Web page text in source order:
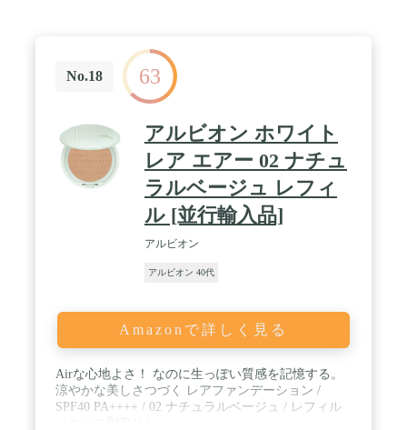
いい！【肌ざわり】みずみずしく肌の上で滑らかに
伸び、しっとりしながらもベタつかない使用感。
【浸透感】塗った後、肌の表面にいつまでもベタベ
タと残らずスッと角質層へ浸透する優れた肌なじ
み。 / ［ 365日の満足感 ］とろっとしたテクスチャ
ーで、伸びの良さが抜群！肌はもちもちとした質感
に。低刺激、無香料の ヒフミド『 エッセンスロー
ション 』は毎日のお手入れを心地いいものにしてく
れます。 / ［ 喜びの声が続々と届いています！ ］
「しっとりして、吸いつくような感触」「成分を吟
味して決めました」「肌へのなじみがとてもいいで
す」「これさえあれば頑張れる気がします」などな
ど！ ヒフミド 『 エッセンス ローション 』は美し
く健やかな肌づくりをサポートします。
No.18 63
アルビオン ホワイト
レア エアー 02 ナチュ
ラルベージュ レフィ
ル [並行輸入品]
アルビオン
アルビオン 40代
Amazonで詳しく見る
Airな心地よさ！ なのに生っぽい質感を記憶する。
涼やかな美しさつづく レアファンデーション /
SPF40 PA++++ / 02 ナチュラルベージュ / レフィル